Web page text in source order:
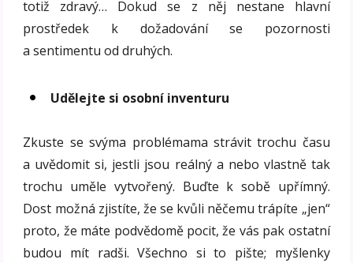
totiž zdravý… Dokud se z něj nestane hlavní
prostředek k dožadování se pozornosti
a sentimentu od druhých.
Udělejte si osobní inventuru
Zkuste se svýma problémama strávit trochu času
a uvědomit si, jestli jsou reálný a nebo vlastně tak
trochu uměle vytvořený. Buďte k sobě upřímný.
Dost možná zjistíte, že se kvůli něčemu trápíte „jen“
proto, že máte podvědomě pocit, že vás pak ostatní
budou mít radši. Všechno si to pište; myšlenky